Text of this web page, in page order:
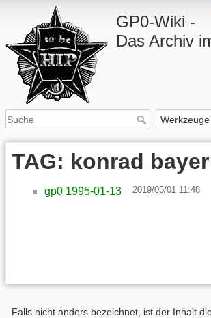
GP0-Wiki -
Das Archiv
TAG: konrad bayer
gp0 1995-01-13 2019/05/01 11:48
Falls nicht anders bezeichnet, ist der Inhalt